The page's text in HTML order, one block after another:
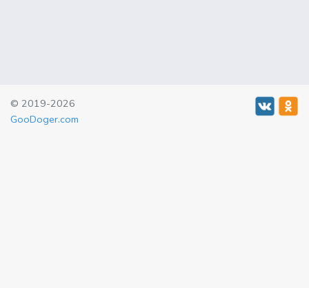
© 2019-2026
GooDoger.com